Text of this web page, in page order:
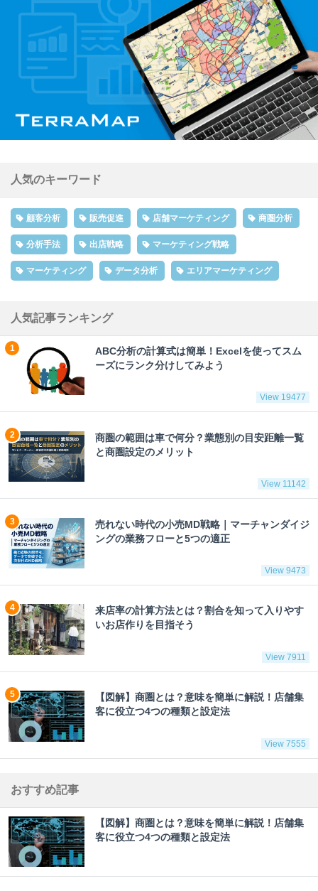
人気のキーワード
顧客分析 販売促進 店舗マーケティング 商圏分析
分析手法 出店戦略 マーケティング戦略
マーケティング データ分析 エリアマーケティング
人気記事ランキング
ABC分析の計算式は簡単！Excelを使ってスム
ーズにランク分けしてみよう
View 19477
商圏の範囲は車で何分？業態別の目安距離一覧
と商圏設定のメリット
View 11142
売れない時代の小売MD戦略｜マーチャンダイジ
ングの業務フローと5つの適正
View 9473
来店率の計算方法とは？割合を知って入りやす
いお店作りを目指そう
View 7911
【図解】商圏とは？意味を簡単に解説！店舗集
客に役立つ4つの種類と設定法
View 7555
おすすめ記事
【図解】商圏とは？意味を簡単に解説！店舗集
客に役立つ4つの種類と設定法